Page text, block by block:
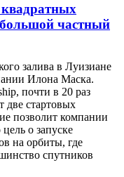
квадратных
частный
залива в Луизиане
Илона Маска.
почти в 20 раз
две стартовых
позволит компании
о запуске
на орбиты, где
спутников